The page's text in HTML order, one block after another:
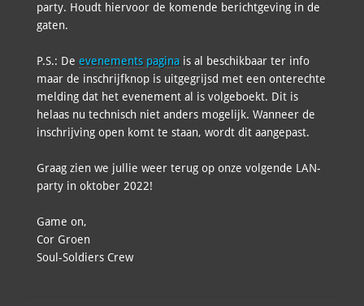
party. Houdt hiervoor de komende berichtgeving in de
gaten.
P.S.: De evenements pagina is al beschikbaar ter info
maar de inschrijfknop is uitgegrijsd met een onterechte
melding dat het evenement al is volgeboekt. Dit is
helaas nu technisch niet anders mogelijk. Wanneer de
inschrijving open komt te staan, wordt dit aangepast.
Graag zien we jullie weer terug op onze volgende LAN-
party in oktober 2022!
Game on,
Cor Groen
Soul-Soldiers Crew